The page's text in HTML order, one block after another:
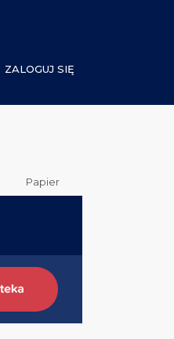
ZALOGUJ SIĘ
Papier